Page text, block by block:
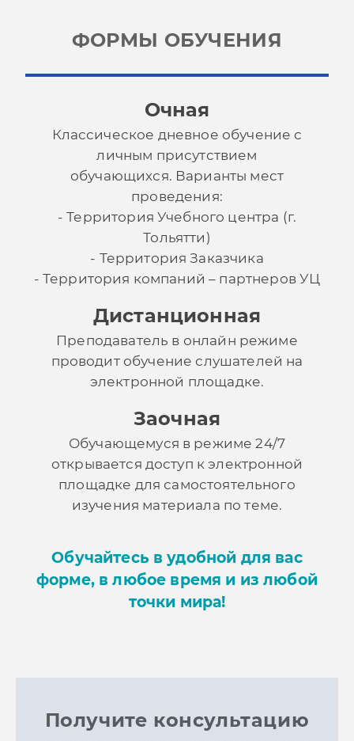
ФОРМЫ ОБУЧЕНИЯ
Очная
Классическое дневное обучение с
личным присутствием
обучающихся. Варианты мест
проведения:
- Территория Учебного центра (г.
Тольятти)
- Территория Заказчика
- Территория компаний – партнеров УЦ
Дистанционная
Преподаватель в онлайн режиме
проводит обучение слушателей на
электронной площадке.
Заочная
Обучающемуся в режиме 24/7
открывается доступ к электронной
площадке для самостоятельного
изучения материала по теме.
Обучайтесь в удобной для вас
форме, в любое время и из любой
точки мира!
Получите консультацию